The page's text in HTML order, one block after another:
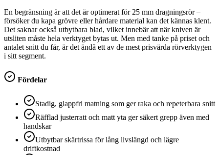
En begränsning är att det är optimerat för 25 mm dragningsrör –
försöker du kapa grövre eller hårdare material kan det kännas klent.
Det saknar också utbytbara blad, vilket innebär att när kniven är
utsliten måste hela verktyget bytas ut. Men med tanke på priset och
antalet snitt du får, är det ändå ett av de mest prisvärda rörverktygen
i sitt segment.
Fördelar
Stadig, glappfri matning som ger raka och repeterbara snitt
Räfflad justerratt och matt yta ger säkert grepp även med
handskar
Utbytbar skärtrissa för lång livslängd och lägre
driftkostnad